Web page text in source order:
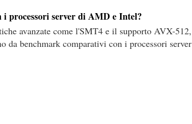
processori server di AMD e Intel?
avanzate come l'SMT4 e il supporto AVX-512,
da benchmark comparativi con i processori server